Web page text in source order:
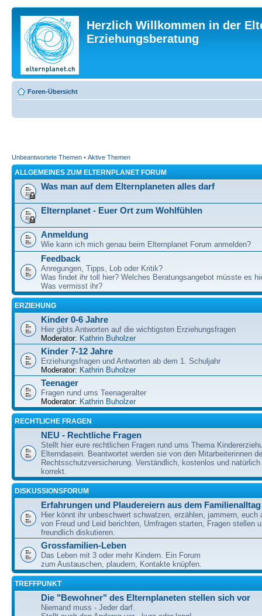
Herzlich Willkommen in der
Erziehungsberatung
Foren-Übersicht
Unbeantwortete Themen • Aktive Themen
ALLGEMEINES ZUM ELTERNPLANET FORUM
Was man auf dem Elternplaneten alles darf
Elternplanet - Euer Ort zum Wohlfühlen
Anmeldung
Wie kann ich mich genau beim Elternplanet Forum anmelden?
Feedback
Anregungen, Tipps, Lob oder Kritik?
Was findet ihr toll hier? Welches Beratungsangebot müsste es
Was vermisst ihr?
ERZIEHUNG
Kinder 0-6 Jahre
Hier gibts Antworten auf die wichtigsten Erziehungsfragen
Moderator: Kathrin Buholzer
Kinder 7-12 Jahre
Erziehungsfragen und Antworten ab dem 1. Schuljahr
Moderator: Kathrin Buholzer
Teenager
Fragen rund ums Teenageralter
Moderator: Kathrin Buholzer
RECHTLICHE FRAGEN
NEU - Rechtliche Fragen
Stellt hier eure rechtlichen Fragen rund ums Thema
Elterndasein. Beantwortet werden sie von den Mitarbeiterinnen
Rechtsschutzversicherung. Verständlich, kostenlos und
korrekt.
DISKUSSIONSFORUM
Erfahrungen und Plaudereiern aus dem Familienalltag
Hier könnt ihr unbeschwert schwatzen, erzählen, jammern, euch
von Freud und Leid berichten, Umfragen starten, Fragen stellen
freundlich diskutieren.
Grossfamilien-Leben
Das Leben mit 3 oder mehr Kindern. Ein Forum
zum Austauschen, plaudern, Kontakte knüpfen.
TREFFPUNKT
Die "Bewohner" des Elternplaneten stellen sich vor
Niemand muss - Jeder darf.